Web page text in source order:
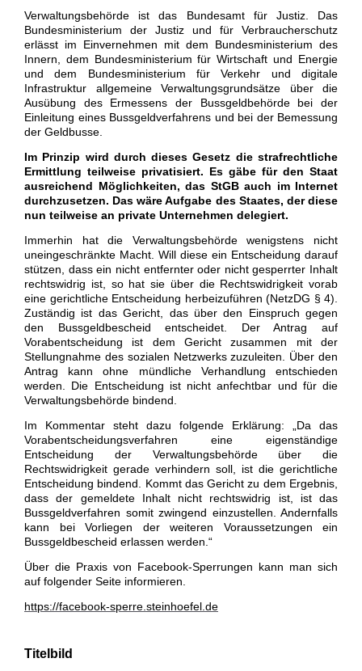
Verwaltungsbehörde ist das Bundesamt für Justiz. Das
Bundesministerium der Justiz und für Verbraucherschutz
erlässt im Einvernehmen mit dem Bundesministerium des
Innern, dem Bundesministerium für Wirtschaft und Energie
und dem Bundesministerium für Verkehr und digitale
Infrastruktur allgemeine Verwaltungsgrundsätze über die
Ausübung des Ermessens der Bussgeldbehörde bei der
Einleitung eines Bussgeldverfahrens und bei der Bemessung
der Geldbusse.
Im Prinzip wird durch dieses Gesetz die strafrechtliche
Ermittlung teilweise privatisiert. Es gäbe für den Staat
ausreichend Möglichkeiten, das StGB auch im Internet
durchzusetzen. Das wäre Aufgabe des Staates, der diese
nun teilweise an private Unternehmen delegiert.
Immerhin hat die Verwaltungsbehörde wenigstens nicht
uneingeschränkte Macht. Will diese ein Entscheidung darauf
stützen, dass ein nicht entfernter oder nicht gesperrter Inhalt
rechtswidrig ist, so hat sie über die Rechtswidrigkeit vorab
eine gerichtliche Entscheidung herbeizuführen (NetzDG § 4).
Zuständig ist das Gericht, das über den Einspruch gegen
den Bussgeldbescheid entscheidet. Der Antrag auf
Vorabentscheidung ist dem Gericht zusammen mit der
Stellungnahme des sozialen Netzwerks zuzuleiten. Über den
Antrag kann ohne mündliche Verhandlung entschieden
werden. Die Entscheidung ist nicht anfechtbar und für die
Verwaltungsbehörde bindend.
Im Kommentar steht dazu folgende Erklärung: „Da das
Vorabentscheidungsverfahren eine eigenständige
Entscheidung der Verwaltungsbehörde über die
Rechtswidrigkeit gerade verhindern soll, ist die gerichtliche
Entscheidung bindend. Kommt das Gericht zu dem Ergebnis,
dass der gemeldete Inhalt nicht rechtswidrig ist, ist das
Bussgeldverfahren somit zwingend einzustellen. Andernfalls
kann bei Vorliegen der weiteren Voraussetzungen ein
Bussgeldbescheid erlassen werden.“
Über die Praxis von Facebook-Sperrungen kann man sich
auf folgender Seite informieren.
https://facebook-sperre.steinhoefel.de
Titelbild